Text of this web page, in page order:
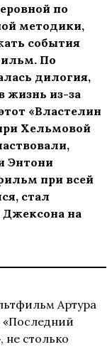
по
методики,
события
По
дилогия,
жизнь из-за
«Властелин
Хельмовой
Энтони
при всей
стал
на
Артура
«Последний
не столько